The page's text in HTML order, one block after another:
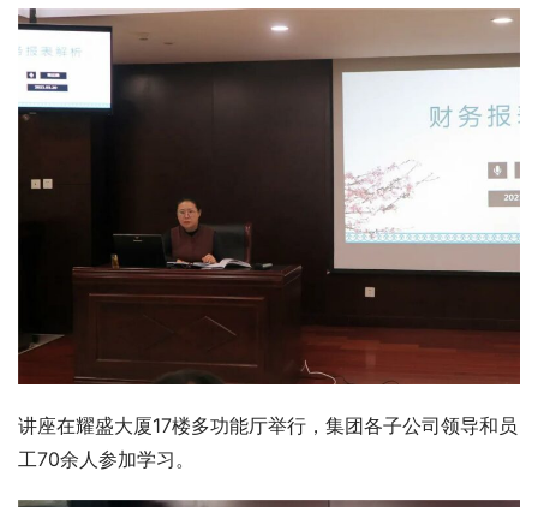
讲座在耀盛大厦17楼多功能厅举行，集团各子公司领导和员
工70余人参加学习。